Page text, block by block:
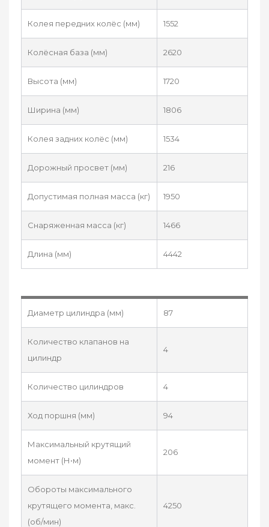
Колея передних колёс (мм) 1552
Колёсная база (мм) 2620
Высота (мм) 1720
Ширина (мм) 1806
Колея задних колёс (мм) 1534
Дорожный просвет (мм) 216
Допустимая полная масса (кг) 1950
Снаряженная масса (кг) 1466
Длина (мм) 4442
Диаметр цилиндра (мм) 87
Количество клапанов на
цилиндр
4
Количество цилиндров 4
Ход поршня (мм) 94
Максимальный крутящий
момент (Н•м)
206
Обороты максимального
крутящего момента, макс.
(об/мин)
4250